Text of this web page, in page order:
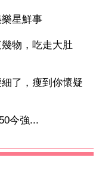
星鮮事
物，吃走大肚
了，瘦到你懷疑
今強...